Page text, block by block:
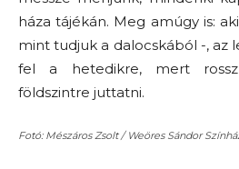
háza tájékán. Meg amúgy is:
mint tudjuk a dalocskából -, az
fel a hetedikre, mert
földszintre juttatni.
Fotó: Mészáros Zsolt / Weöres Sándor